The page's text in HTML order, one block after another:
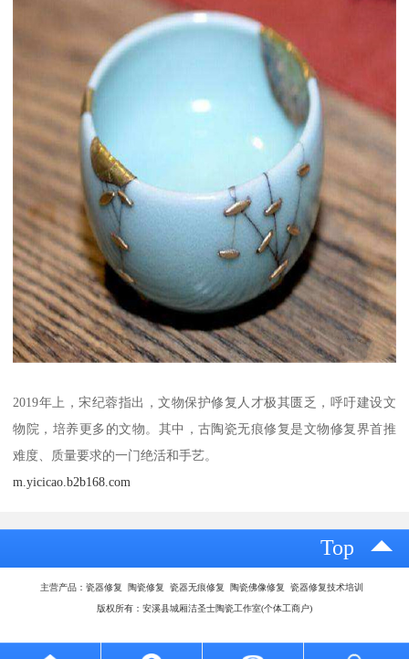
2019年上，宋纪蓉指出，文物保护修复人才极其匮乏，呼吁建设文
物院，培养更多的文物。其中，古陶瓷无痕修复是文物修复界首推
难度、质量要求的一门绝活和手艺。
m.yicicao.b2b168.com
Top
主营产品：瓷器修复 陶瓷修复 瓷器无痕修复 陶瓷佛像修复 瓷器修复技术培训
版权所有：安溪县城厢洁圣士陶瓷工作室(个体工商户)